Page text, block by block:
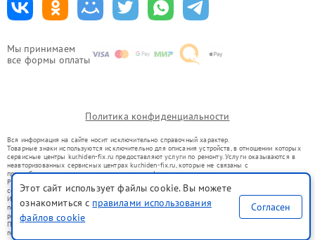
Мы принимаем
все формы оплаты
Политика конфиденциальности
Вся информация на сайте носит исключительно справочный характер.
Товарные знаки используются исключительно для описания устройств, в отношении которых
сервисные центры kur.hiden-fix.ru предоставляют услуги по ремонту. Услуги оказываются в
неавторизованных сервисных центрах kur.hiden-fix.ru, которые не связаны с
правообладателями товарных знаков или их официальными представителями.
Ремонт осуществляется для устройств, уже введенных в гражданский оборот в соответствии
со статьей 1487 ГК РФ.
Использование товарных знаков не преследует цели индивидуализации услуг или введения
потребителей в заблуждение, а служит для информирования о предоставляемых услугах по
ремонту техники указанных брендов.
Представленная на сайте информация не является публичной офертой, определяемой
положениями Статьи 437(2) Гражданского кодекса РФ
Этот сайт использует файлы cookie. Вы можете
ознакомиться с правилами использования
файлов cookie
Согласен